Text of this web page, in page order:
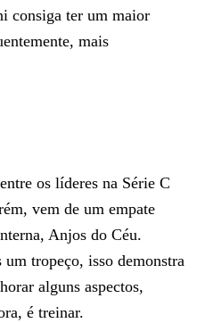
consiga ter um maior
mais
os líderes na Série C
vem de um empate
Anjos do Céu.
um tropeço, isso demonstra
alguns aspectos,
é treinar.